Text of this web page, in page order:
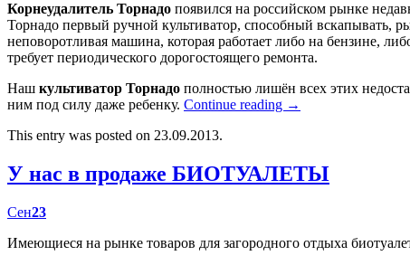
Корнеудалитель Торнадо появился на российском рынке
Торнадо первый ручной культиватор, способный вскапывать,
неповоротливая машина, которая работает либо на бензине,
требует периодического дорогостоящего ремонта.
Наш культиватор Торнадо полностью лишён всех этих
ним под силу даже ребенку. Continue reading →
This entry was posted on 23.09.2013.
У нас в продаже БИОТУАЛЕТЫ
Сен23
Имеющиеся на рынке товаров для загородного отдыха